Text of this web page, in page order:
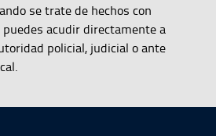
se trate de hechos con
acudir directamente a
policial, judicial o ante